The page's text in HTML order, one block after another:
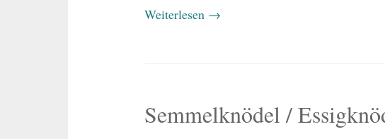
Weiterlesen →
Semmelknödel /